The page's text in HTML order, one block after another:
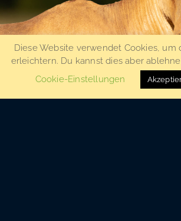
Diese Website verwendet Cookies, um
erleichtern. Du kannst dies aber
Cookie-Einstellungen